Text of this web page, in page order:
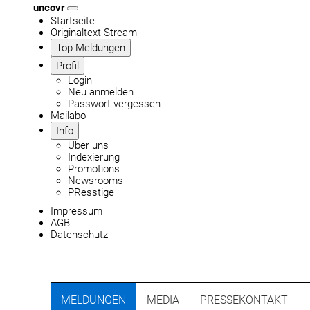
uncovr
Startseite
Originaltext Stream
Top Meldungen
Profil
Login
Neu anmelden
Passwort vergessen
Mailabo
Info
Über uns
Indexierung
Promotions
Newsrooms
PResstige
Impressum
AGB
Datenschutz
MELDUNGEN MEDIA PRESSEKONTAKT